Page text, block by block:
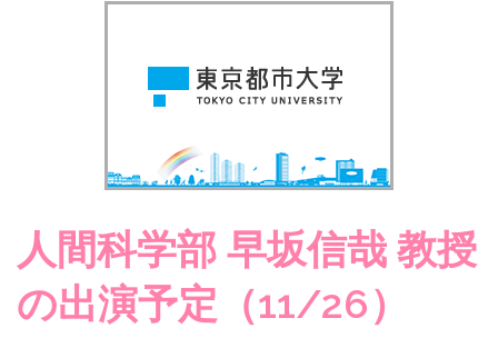
人間科学部 早坂信哉 教授
の出演予定（11/26）